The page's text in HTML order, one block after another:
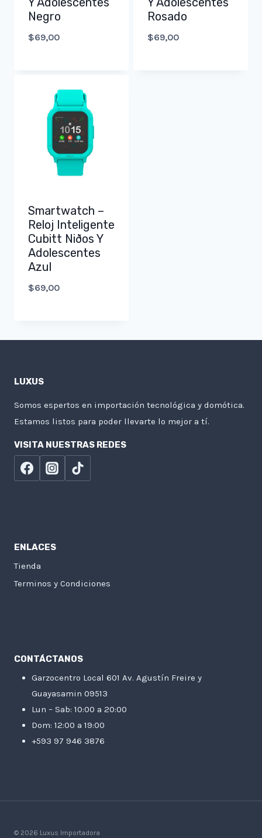
Negro
$69,00
Rosado
$69,00
Smartwatch –
Reloj Inteligente
Cubitt Niðos Y
Adolescentes
Azul
$69,00
LUXUS
Somos espertos en importación tecnológica y domótica.
Estamos listos para poder llevarte lo mejor a tí.
VISITA NUESTRAS REDES
ENLACES
Tienda
Terminos y Condiciones
CONTÁCTANOS
Garzocentro Local 601 Av. Agustín Freire y
Guayasamin 09513
Lun – Sab: 10:00 a 20:00
Dom: 12:00 a 19:00
+593 97 946 3876
© 2026 Luxus Importadora